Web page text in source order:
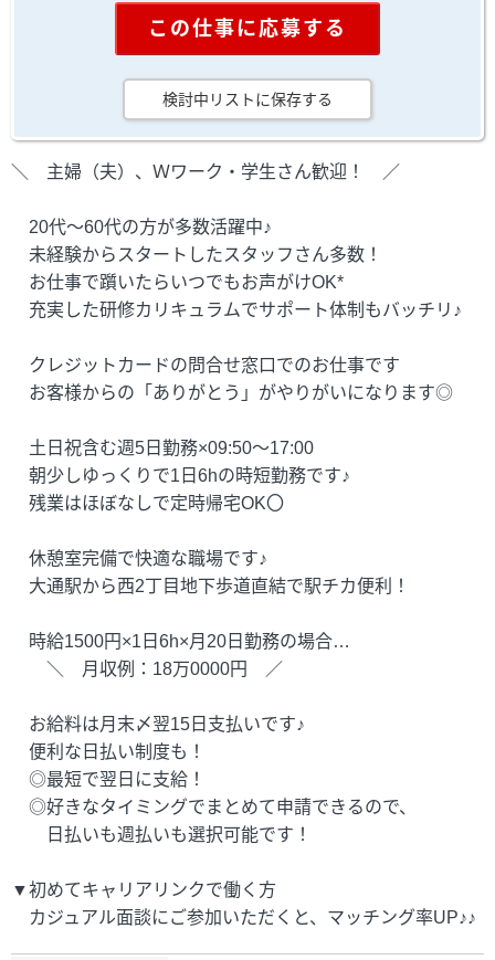
この仕事に応募する
検討中リストに保存する
＼ 主婦（夫）、Ｗワーク・学生さん歓迎！ ／
20代～60代の方が多数活躍中♪
未経験からスタートしたスタッフさん多数！
お仕事で躓いたらいつでもお声がけOK*
充実した研修カリキュラムでサポート体制もバッチリ♪
クレジットカードの問合せ窓口でのお仕事です
お客様からの「ありがとう」がやりがいになります◎
土日祝含む週5日勤務×09:50～17:00
朝少しゆっくりで1日6hの時短勤務です♪
残業はほぼなしで定時帰宅OK〇
休憩室完備で快適な職場です♪
大通駅から西2丁目地下歩道直結で駅チカ便利！
時給1500円×1日6h×月20日勤務の場合…
＼ 月収例：18万0000円 ／
お給料は月末〆翌15日支払いです♪
便利な日払い制度も！
◎最短で翌日に支給！
◎好きなタイミングでまとめて申請できるので、
日払いも週払いも選択可能です！
▼初めてキャリアリンクで働く方
カジュアル面談にご参加いただくと、マッチング率UP♪♪